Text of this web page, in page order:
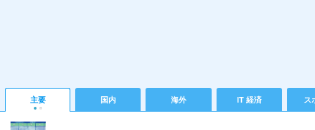
主要 国内 海外 IT 経済 ス